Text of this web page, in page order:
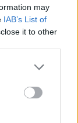
may
IAB’s List of
it to other